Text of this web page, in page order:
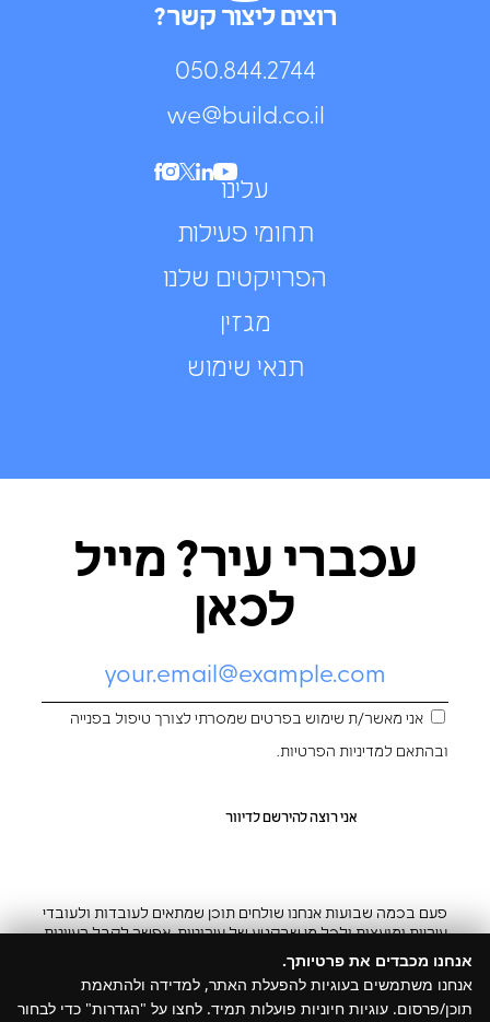
עלינו
תחומי פעילות
הפרויקטים שלנו
מגזין
תנאי שימוש
רוצים ליצור קשר?
050.844.2744⁩
we@build.co.il
עכברי עיר? מייל
לכאן
אני מאשר/ת שימוש בפרטים שמסרתי לצורך טיפול בפנייה
ובהתאם למדיניות הפרטיות.
פעם בכמה שבועות אנחנו שולחים תוכן שמתאים לעובדות ולעובדי
עיריות ומועצות ולכל מי שבקטע של עירוניות. אפשר לקבל רעיונות
אנחנו מכבדים את פרטיותך.
אנחנו משתמשים בעוגיות להפעלת האתר, למדידה ולהתאמת
תוכן/פרסום. עוגיות חיוניות פועלות תמיד. לחצו על "הגדרות" כדי לבחור